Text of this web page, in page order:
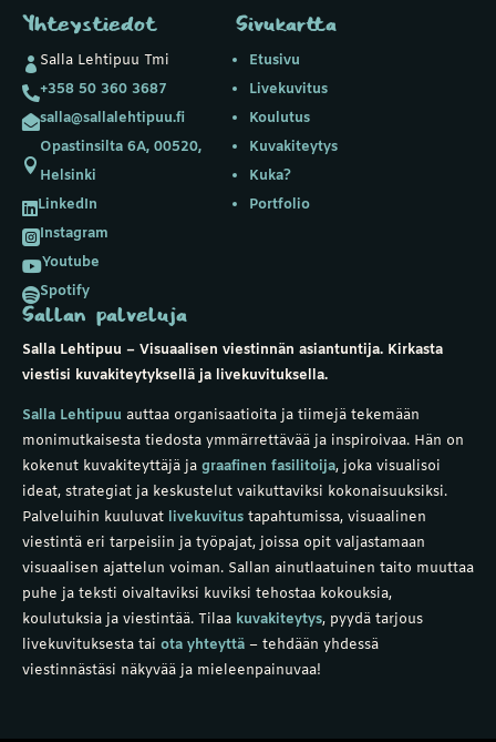
Yhteystiedot
 Salla Lehtipuu Tmi
+358 50 360 3687
salla@sallalehtipuu.fi

Opastinsilta 6A, 00520,
Helsinki
LinkedIn
 Instagram
Youtube
Spotify
Sivukartta
Etusivu
Livekuvitus
Koulutus
Kuvakiteytys
Kuka?
Portfolio
Sallan palveluja
Salla Lehtipuu – Visuaalisen viestinnän asiantuntija. Kirkasta
viestisi kuvakiteytyksellä ja livekuvituksella.
Salla Lehtipuu auttaa organisaatioita ja tiimejä tekemään
monimutkaisesta tiedosta ymmärrettävää ja inspiroivaa. Hän on
kokenut kuvakiteyttäjä ja graafinen fasilitoija, joka visualisoi
ideat, strategiat ja keskustelut vaikuttaviksi kokonaisuuksiksi.
Palveluihin kuuluvat livekuvitus tapahtumissa, visuaalinen
viestintä eri tarpeisiin ja työpajat, joissa opit valjastamaan
visuaalisen ajattelun voiman. Sallan ainutlaatuinen taito muuttaa
puhe ja teksti oivaltaviksi kuviksi tehostaa kokouksia,
koulutuksia ja viestintää. Tilaa kuvakiteytys, pyydä tarjous
livekuvituksesta tai ota yhteyttä – tehdään yhdessä
viestinnästäsi näkyvää ja mieleenpainuvaa!